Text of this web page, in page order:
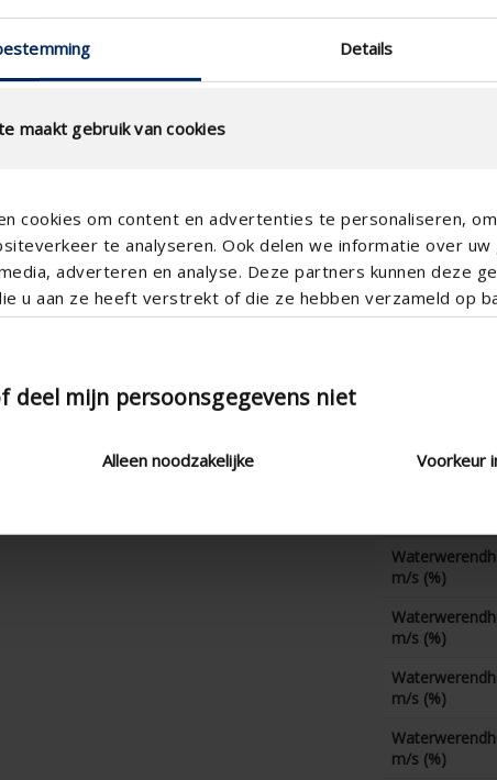
Details
maakt gebruik van cookies
cookies om content en advertenties te personaliseren,
te analyseren. Ook delen we informatie over
adverteren en analyse. Deze partners kunnen deze
u aan ze heeft verstrekt of die ze hebben verzameld op
deel mijn persoonsgegevens niet
Alleen noodzakelijke Voorkeur
Lamelstap
Totale
K-factor
CE-coëfficient
m/s (%)
m/s (%)
m/s (%)
m/s (%)